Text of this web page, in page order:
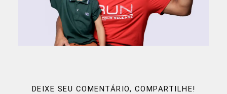
DEIXE SEU COMENTÁRIO, COMPARTILHE!